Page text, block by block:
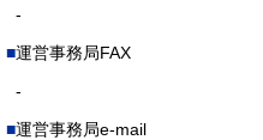
-
運営事務局FAX
-
運営事務局e-mail